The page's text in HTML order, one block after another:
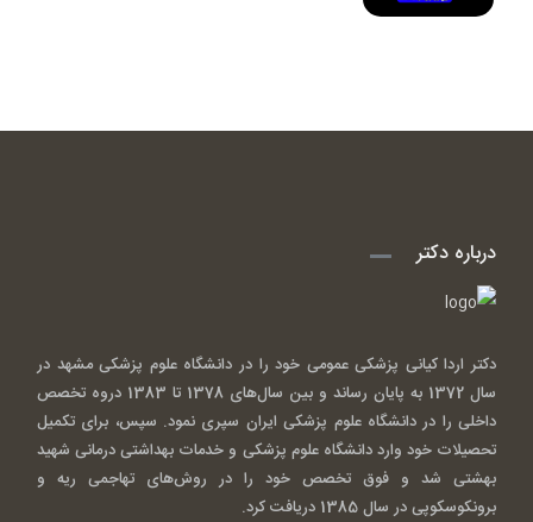
درباره دکتر
دکتر اردا کیانی پزشکی عمومی خود را در دانشگاه علوم پزشکی مشهد در
سال 1372 به پایان رساند و بین سال‌های 1378 تا 1383 دروه تخصص
داخلی را در دانشگاه علوم پزشکی ایران سپری نمود. سپس، برای تکمیل
تحصیلات خود وارد دانشگاه علوم پزشکی و خدمات بهداشتی درمانی شهید
بهشتی شد و فوق تخصص خود را در روش‌های تهاجمی ریه و
برونکوسکوپی در سال 1385 دریافت کرد.